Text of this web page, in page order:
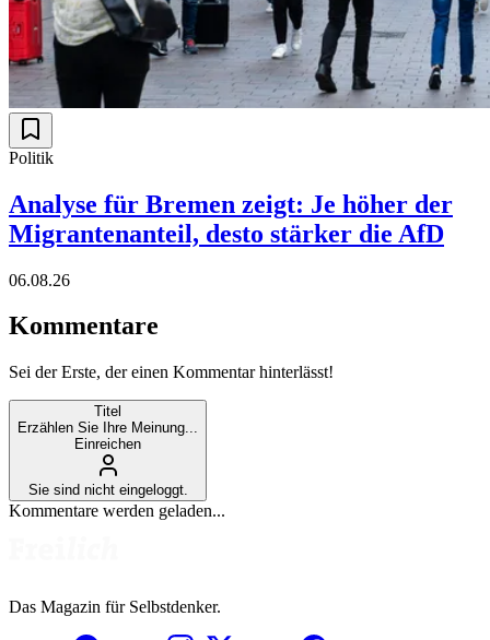
Politik
Analyse für Bremen zeigt: Je höher der
Migrantenanteil, desto stärker die AfD
06.08.26
Kommentare
Sei der Erste, der einen Kommentar hinterlässt!
Titel
Erzählen Sie Ihre Meinung...
Einreichen
Sie sind nicht eingeloggt.
Kommentare werden geladen...
Das Magazin für Selbstdenker.